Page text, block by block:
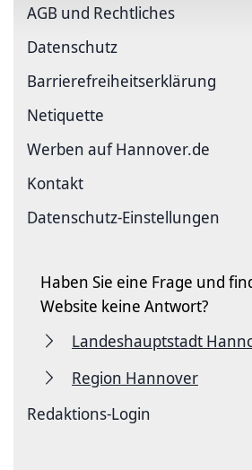
AGB und Rechtliches
Datenschutz
Barriere­freiheits­erklärung
Netiquette
Werben auf Hannover.de
Kontakt
Datenschutz-Einstellungen
Haben Sie eine Frage und
Website keine Antwort?
Landeshauptstadt
Region Hannover
Redaktions-Login